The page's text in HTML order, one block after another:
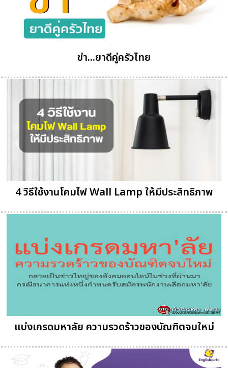
ข่า...ยาดีคู่ครัวไทย
4 วิธีใช้งานโคมไฟ Wall Lamp ให้มีประสิทธิภาพ
แบ่งเกรดมหาลัย ความรวดร้าวของบัณฑิตจบใหม่